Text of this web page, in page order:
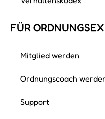
FÜR
Mitglied werden
Ordnungscoach
Support